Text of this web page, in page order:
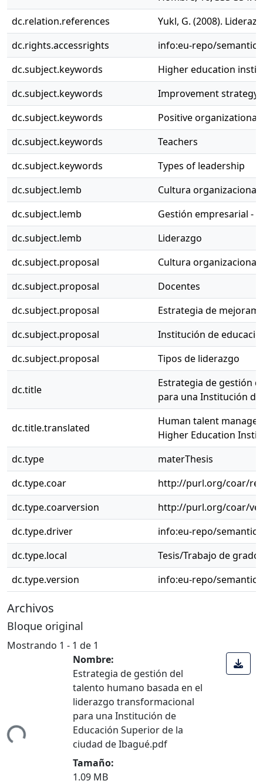
dc.relation.references
Yukl, G. (2008).
dc.rights.accessrights
info:eu-repo/
dc.subject.keywords
Higher education
dc.subject.keywords
Improvement strategy
dc.subject.keywords
Positive
dc.subject.keywords
Teachers
dc.subject.keywords
Types of leadership
dc.subject.lemb
Cultura organizacional
dc.subject.lemb
Gestión empresarial -
dc.subject.lemb
Liderazgo
dc.subject.proposal
Cultura organizacional
dc.subject.proposal
Docentes
dc.subject.proposal
Estrategia de
dc.subject.proposal
Institución de
dc.subject.proposal
Tipos de liderazgo
dc.title
Estrategia de gestión
para una Institución
dc.title.translated
Human talent
Higher Education
dc.type
materThesis
dc.type.coar
http://purl.org/coar/
dc.type.coarversion
http://purl.org/coar/
dc.type.driver
info:eu-repo/
dc.type.local
Tesis/Trabajo de
dc.type.version
info:eu-repo/
Archivos
Bloque original
Mostrando 1 - 1 de 1
Cargando...
Nombre:
Estrategia de gestión del
talento humano basada en el
liderazgo transformacional
para una Institución de
Educación Superior de la
ciudad de Ibagué.pdf
Tamaño:
1.09 MB